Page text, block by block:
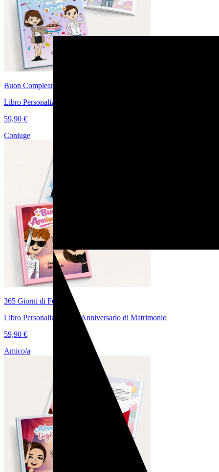
Buon Compleanno Amore Mio
Libro Personalizzato di Coppia per il Compleanno
59,90 €
Coniuge
365 Giorni di Felicità
Libro Personalizzato per Anniversario di Matrimonio
59,90 €
Amico/a